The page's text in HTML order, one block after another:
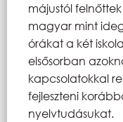
májustól
magyar mint
órákat a két
elsősorban
kapcsolatokkal
fejleszteni
nyelvtudásukat.